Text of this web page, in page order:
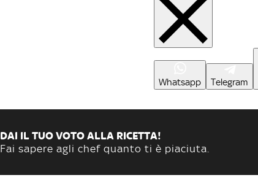
Whatsapp Telegram
DAI IL TUO VOTO ALLA RICETTA!
Fai sapere agli chef quanto ti è piaciuta.